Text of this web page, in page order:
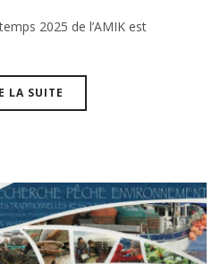
2025 de l’AMIK est
LA SUITE